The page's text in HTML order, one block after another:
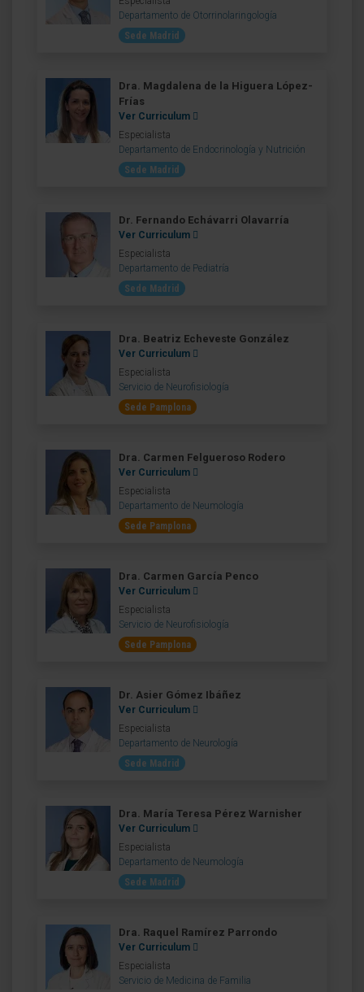
Departamento de Otorrinolaringología
Sede Madrid
Dra. Magdalena de la Higuera López-
Frías
Ver Curriculum
Especialista
Departamento de Endocrinología y Nutrición
Sede Madrid
Dr. Fernando Echávarri Olavarría
Ver Curriculum
Especialista
Departamento de Pediatría
Sede Madrid
Dra. Beatriz Echeveste González
Ver Curriculum
Especialista
Servicio de Neurofisiología
Sede Pamplona
Dra. Carmen Felgueroso Rodero
Ver Curriculum
Especialista
Departamento de Neumología
Sede Pamplona
Dra. Carmen García Penco
Ver Curriculum
Especialista
Servicio de Neurofisiología
Sede Pamplona
Dr. Asier Gómez Ibáñez
Ver Curriculum
Especialista
Departamento de Neurología
Sede Madrid
Dra. María Teresa Pérez Warnisher
Ver Curriculum
Especialista
Departamento de Neumología
Sede Madrid
Dra. Raquel Ramírez Parrondo
Ver Curriculum
Especialista
Servicio de Medicina de Familia